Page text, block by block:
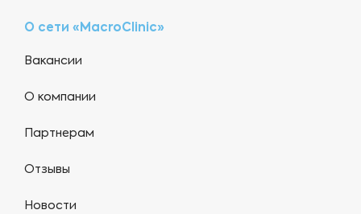
О сети «MacroClinic»
Вакансии
О компании
Партнерам
Отзывы
Новости